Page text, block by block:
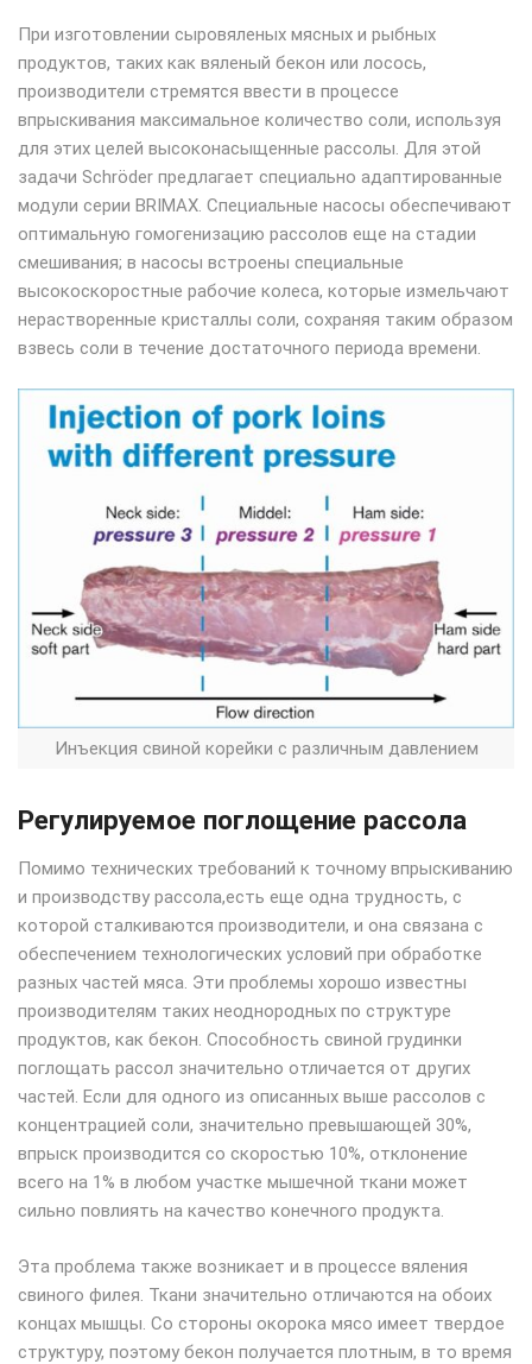
При изготовлении сыровяленых мясных и рыбных
продуктов, таких как вяленый бекон или лосось,
производители стремятся ввести в процессе
впрыскивания максимальное количество соли, используя
для этих целей высоконасыщенные рассолы. Для этой
задачи Schröder предлагает специально адаптированные
модули серии BRIMAX. Специальные насосы обеспечивают
оптимальную гомогенизацию рассолов еще на стадии
смешивания; в насосы встроены специальные
высокоскоростные рабочие колеса, которые измельчают
нерастворенные кристаллы соли, сохраняя таким образом
взвесь соли в течение достаточного периода времени.
Инъекция свиной корейки с различным давлением
Регулируемое поглощение рассола
Помимо технических требований к точному впрыскиванию
и производству рассола,есть еще одна трудность, с
которой сталкиваются производители, и она связана с
обеспечением технологических условий при обработке
разных частей мяса. Эти проблемы хорошо известны
производителям таких неоднородных по структуре
продуктов, как бекон. Способность свиной грудинки
поглощать рассол значительно отличается от других
частей. Если для одного из описанных выше рассолов с
концентрацией соли, значительно превышающей 30%,
впрыск производится со скоростью 10%, отклонение
всего на 1% в любом участке мышечной ткани может
сильно повлиять на качество конечного продукта.
Эта проблема также возникает и в процессе вяления
свиного филея. Ткани значительно отличаются на обоих
концах мышцы. Со стороны окорока мясо имеет твердое
структуру, поэтому бекон получается плотным, в то время